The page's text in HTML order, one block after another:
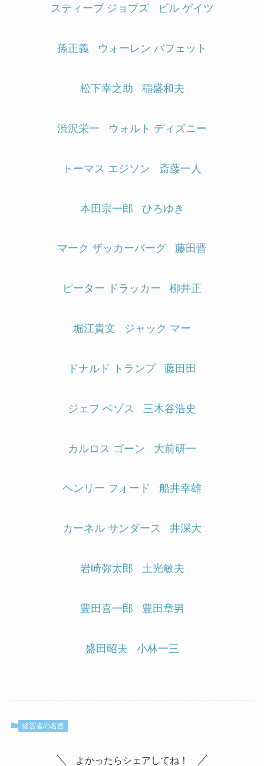
スティーブ ジョブズ ビル ゲイツ
孫正義 ウォーレン バフェット
松下幸之助 稲盛和夫
渋沢栄一 ウォルト ディズニー
トーマス エジソン 斎藤一人
本田宗一郎 ひろゆき
マーク ザッカーバーグ 藤田晋
ピーター ドラッカー 柳井正
堀江貴文 ジャック マー
ドナルド トランプ 藤田田
ジェフ ベゾス 三木谷浩史
カルロス ゴーン 大前研一
ヘンリー フォード 船井幸雄
カーネル サンダース 井深大
岩崎弥太郎 土光敏夫
豊田喜一郎 豊田章男
盛田昭夫 小林一三
経営者の名言
よかったらシェアしてね！